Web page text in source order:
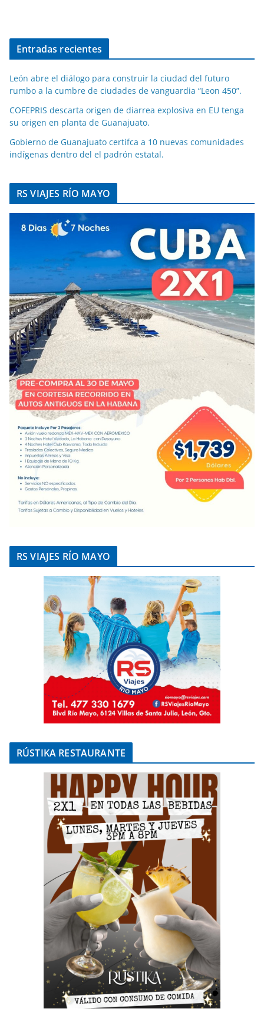
Entradas recientes
León abre el diálogo para construir la ciudad del futuro
rumbo a la cumbre de ciudades de vanguardia “Leon 450”.
COFEPRIS descarta origen de diarrea explosiva en EU tenga
su origen en planta de Guanajuato.
Gobierno de Guanajuato certifca a 10 nuevas comunidades
indígenas dentro del el padrón estatal.
RS VIAJES RÍO MAYO
RS VIAJES RÍO MAYO
RÚSTIKA RESTAURANTE